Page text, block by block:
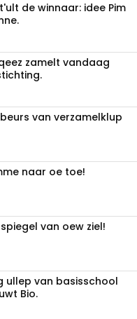
de winnaar: idee Pim
zamelt vandaag
van verzamelklup
naar oe toe!
van oew ziel!
ullep van basisschool
Bio.